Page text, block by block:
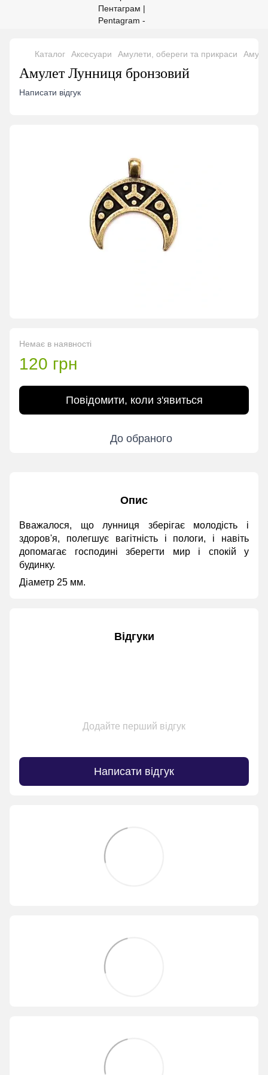
Каталог Аксесуари Амулети, обереги та прикраси
Амулет Лунниця бронзовий
Написати відгук
Немає в наявності
120 грн
Повідомити, коли з'явиться
До обраного
Опис
Вважалося, що лунниця зберігає молодість і
здоров'я, полегшує вагітність і пологи, і навіть
допомагає господині зберегти мир і спокій у
будинку.
Діаметр 25 мм.
Відгуки
Додайте перший відгук
Написати відгук